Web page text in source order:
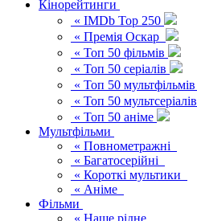
Кінорейтинги
« IMDb Top 250
« Премія Оскар
« Топ 50 фільмів
« Топ 50 серіалів
« Топ 50 мультфільмів
« Топ 50 мультсеріалів
« Топ 50 аніме
Мультфільми
« Повнометражні
« Багатосерійні
« Короткі мультики
« Аніме
Фільми
« Наше рідне